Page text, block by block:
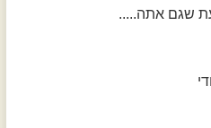
שגם אתה.....